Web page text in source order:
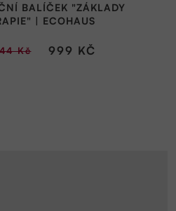
BALÍČEK "ZÁKLADY
| ECOHAUS
999 KČ
Kč